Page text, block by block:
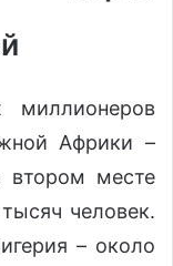
миллионеров
Африки –
месте
человек.
– около